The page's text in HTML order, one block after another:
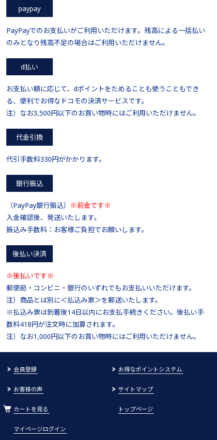
paypay
PayPayでのお支払いがご利用いただけます。残高による一括払い
のみとなり残高不足の場合はご利用いただけません。
d払い
お支払い額に応じて、dポイントをためることも使うこともでき
る、便利でお得なドコモの決済サービスです。
注）なお3,500円以下のお買い物時にはご利用いただけません。
代金引換
代引手数料330円がかかります。
銀行振込
（PayPay銀行振込） ※前金です※
入金確認後、発送いたします。
振込み手数料：お客様ご負担でお願いします。
後払い決済
※後払いです※
郵便局・コンビニ・銀行のいずれでもお支払いいただけます。
注）商品とは別に＜払込み票＞を郵送いたします。
※払込み票は到着後14日以内にお支払手続きください。後払い手
数料418円が注文時に加算されます。
注）なお1,000円以下のお買い物時にはご利用いただけません。
会員登録 お得なポイントシステム
お客様の声 サイトマップ
カートを見る トップページ
マイページログイン